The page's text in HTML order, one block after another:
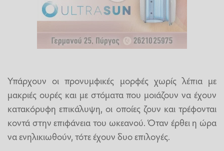
Υπάρχουν οι προνυμφικές μορφές χωρίς λέπια με
μακριές ουρές και με στόματα που μοιάζουν να έχουν
κατακόρυφη επικάλυψη, οι οποίες ζουν και τρέφονται
κοντά στην επιφάνεια του ωκεανού. Όταν έρθει η ώρα
να ενηλικιωθούν, τότε έχουν δυο επιλογές.